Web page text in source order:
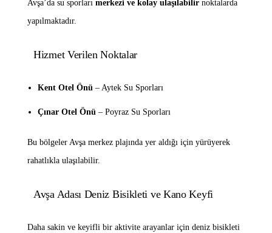
Avşa’da su sporları merkezi ve kolay ulaşılabilir noktalarda
yapılmaktadır.
Hizmet Verilen Noktalar
Kent Otel Önü – Aytek Su Sporları
Çınar Otel Önü – Poyraz Su Sporları
Bu bölgeler Avşa merkez plajında yer aldığı için yürüyerek
rahatlıkla ulaşılabilir.
Avşa Adası Deniz Bisikleti ve Kano Keyfi
Daha sakin ve keyifli bir aktivite arayanlar için deniz bisikleti